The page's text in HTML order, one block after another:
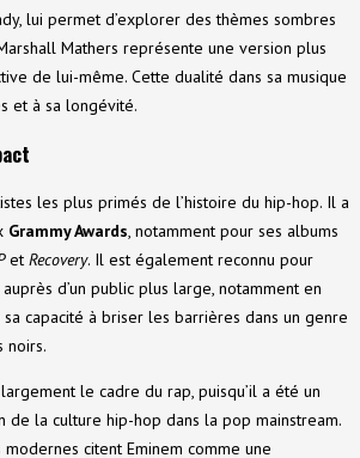
lui permet d’explorer des thèmes sombres
Mathers représente une version plus
de lui-même. Cette dualité dans sa musique
et à sa longévité.
les plus primés de l’histoire du hip-hop. Il a
Grammy Awards, notamment pour ses albums
et Recovery. Il est également reconnu pour
d’un public plus large, notamment en
capacité à briser les barrières dans un genre
noirs.
le cadre du rap, puisqu’il a été un
de la culture hip-hop dans la pop mainstream.
citent Eminem comme une